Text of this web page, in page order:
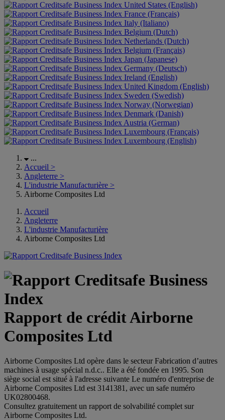
United States (English)
France (Français)
Italy (Italiano)
Belgium (Dutch)
Netherlands (Dutch)
Belgium (Français)
Japan (Japanese)
Germany (Deutsch)
Ireland (English)
United Kingdom (English)
Sweden (Swedish)
Norway (Norwegian)
Denmark (Danish)
Austria (German)
Luxembourg (Français)
Luxembourg (English)
...
Accueil >
Angleterre >
L'industrie Manufacturière >
Airborne Composites Ltd
Accueil
Angleterre
L'industrie Manufacturière
Airborne Composites Ltd
Rapport de crédit Airborne
Composites Ltd
Airborne Composites Ltd opère dans le secteur Fabrication d’autres
machines à usage spécial n.d.c.. Elle a été fondée en 1995. Son
siège social est situé à l'adresse suivante Le numéro d'entreprise de
Airborne Composites Ltd est 3141381, avec un safe numéro
UK02800468.
Consultez gratuitement un rapport de solvabilité complet sur
Airborne Composites Ltd.